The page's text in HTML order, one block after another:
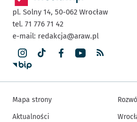
pl. Solny 14, 50-062 Wrocław
tel. 71 776 71 42
e-mail: redakcja@araw.pl
Mapa strony
Aktualności